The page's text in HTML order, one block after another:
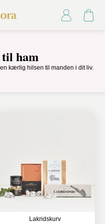
til ham
kærlig hilsen til manden i dit liv.
Lakridskurv